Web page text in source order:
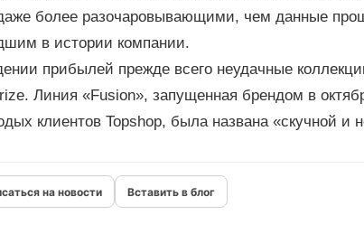
более разочаровывающими, чем данные
в истории компании.
прибылей прежде всего неудачные
Линия «Fusion», запущенная брендом в
клиентов Topshop, была названа «скучной и
на новости Вставить в блог